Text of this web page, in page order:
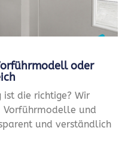
oder
die richtige? Wir
Vorführmodelle und
und verständlich